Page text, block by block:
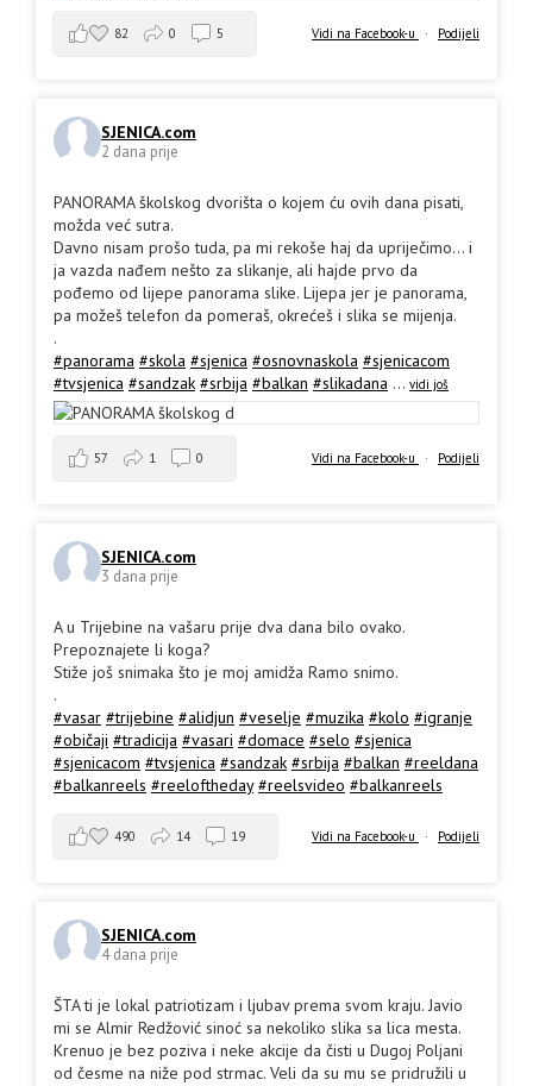
Vidi na Facebook-u · Podijeli
82 0 5
SJENICA.com
2 dana prije
PANORAMA školskog dvorišta o kojem ću ovih dana pisati,
možda već sutra.
Davno nisam prošo tuda, pa mi rekoše haj da upriječimo... i
ja vazda nađem nešto za slikanje, ali hajde prvo da
pođemo od lijepe panorama slike. Lijepa jer je panorama,
pa možeš telefon da pomeraš, okrećeš i slika se mijenja.
.
#panorama #skola #sjenica #osnovnaskola #sjenicacom
#tvsjenica #sandzak #srbija #balkan #slikadana ... vidi još
Vidi na Facebook-u · Podijeli
57 1 0
SJENICA.com
3 dana prije
A u Trijebine na vašaru prije dva dana bilo ovako.
Prepoznajete li koga?
Stiže još snimaka što je moj amidža Ramo snimo.
.
#vasar #trijebine #alidjun #veselje #muzika #kolo #igranje
#običaji #tradicija #vasari #domace #selo #sjenica
#sjenicacom #tvsjenica #sandzak #srbija #balkan #reeldana
#balkanreels #reeloftheday #reelsvideo #balkanreels
Vidi na Facebook-u · Podijeli
490 14 19
SJENICA.com
4 dana prije
ŠTA ti je lokal patriotizam i ljubav prema svom kraju. Javio
mi se Almir Redžović sinoć sa nekoliko slika sa lica mesta.
Krenuo je bez poziva i neke akcije da čisti u Dugoj Poljani
od česme na niže pod strmac. Veli da su mu se pridružili u